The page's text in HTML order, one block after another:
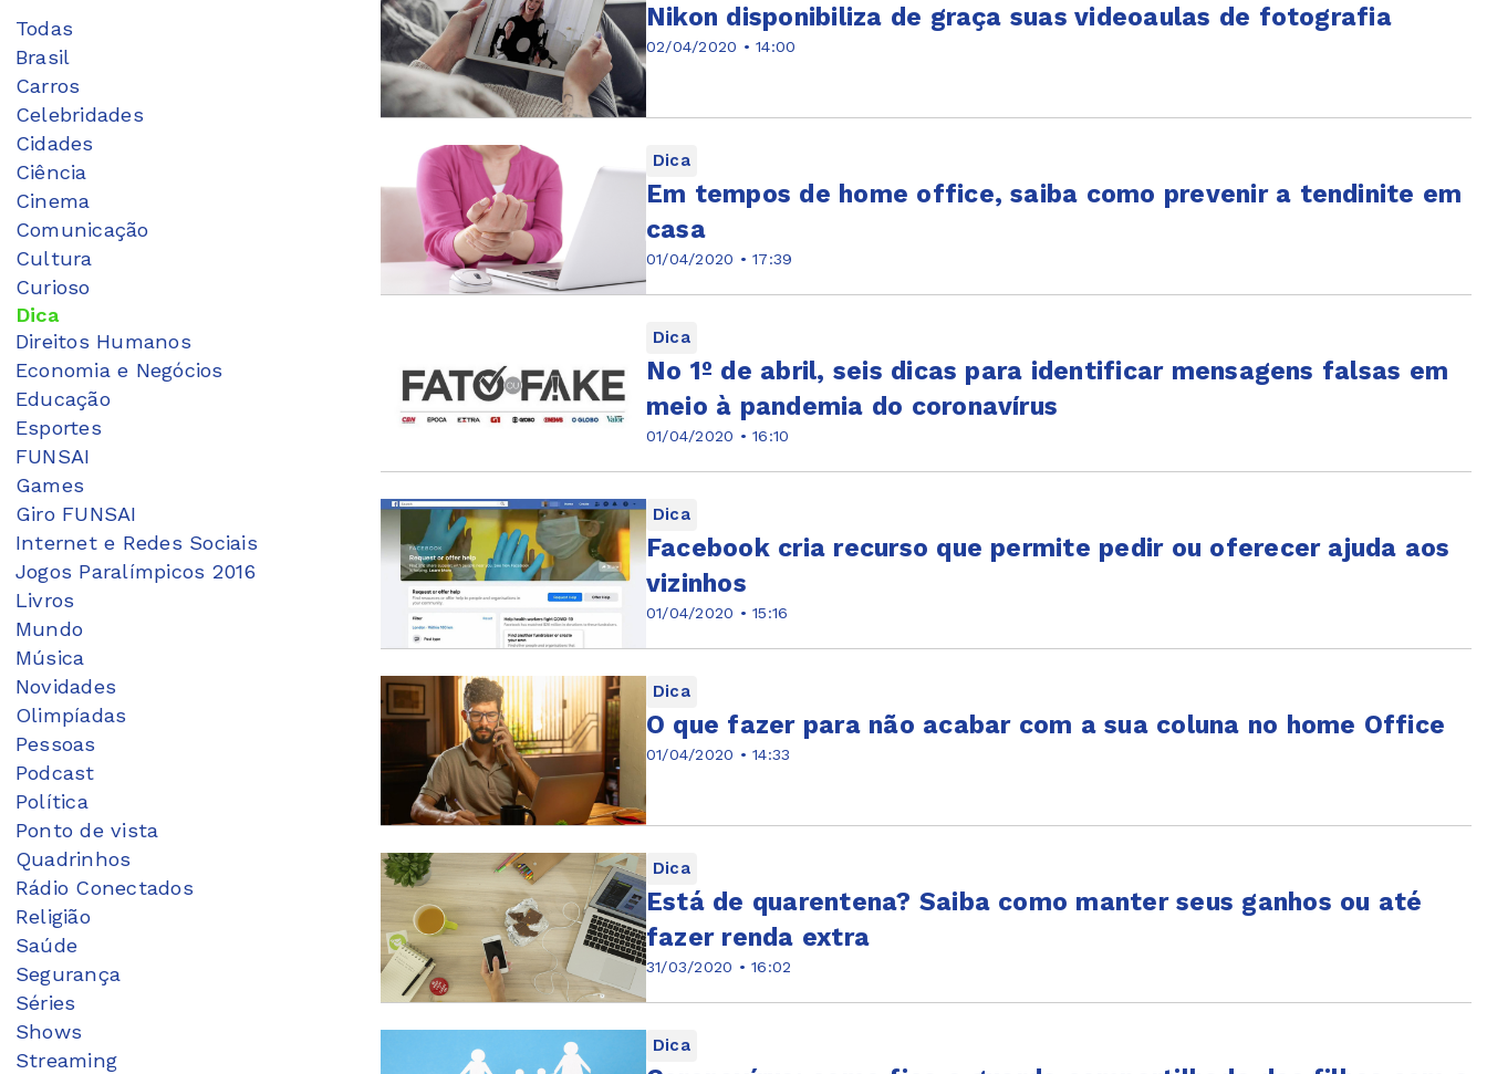
Todas
Brasil
Carros
Celebridades
Cidades
Ciência
Cinema
Comunicação
Cultura
Curioso
Dica
Direitos Humanos
Economia e Negócios
Educação
Esportes
FUNSAI
Games
Giro FUNSAI
Internet e Redes Sociais
Jogos Paralímpicos 2016
Livros
Mundo
Música
Novidades
Olimpíadas
Pessoas
Podcast
Política
Ponto de vista
Quadrinhos
Rádio Conectados
Religião
Saúde
Segurança
Séries
Shows
Streaming
02/04/2020 • 14:00
Nikon disponibiliza de graça suas videoaulas de fotografia
Dica
01/04/2020 • 17:39
Em tempos de home office, saiba como prevenir a tendinite em
casa
Dica
01/04/2020 • 16:10
No 1º de abril, seis dicas para identificar mensagens falsas em
meio à pandemia do coronavírus
Dica
01/04/2020 • 15:16
Facebook cria recurso que permite pedir ou oferecer ajuda aos
vizinhos
Dica
01/04/2020 • 14:33
O que fazer para não acabar com a sua coluna no home Office
Dica
31/03/2020 • 16:02
Está de quarentena? Saiba como manter seus ganhos ou até
fazer renda extra
Dica